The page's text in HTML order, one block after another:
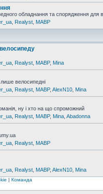
обладнання та спорядження для
Realyst MABP
Realyst MABP, Mina
велосипедні
Realyst MABP, AlexN10 Mina
ну і хто на що спроможний
Realyst MABP, Mina Abadonna
Realyst MABP
Realyst MABP, AlexN10 Mina
| Команда